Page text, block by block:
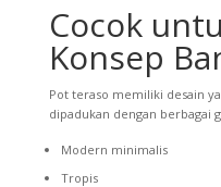
Cocok
Konsep
Pot teraso memiliki desain
dipadukan dengan berbagai
Modern minimalis
Tropis